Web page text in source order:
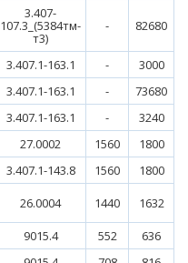
3.407-
107.3_(5384тм-
т3)
- 82680
3.407.1-163.1 -
3000
3.407.1-163.1 -
73680
3.407.1-163.1 -
3240
27.0002 1560
1800
3.407.1-143.8 1560
1800
26.0004 1440
1632
9015.4 552
636